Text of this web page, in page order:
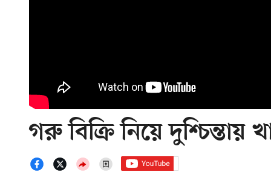
গরু বিক্রি নিয়ে দুশ্চিন্তায়